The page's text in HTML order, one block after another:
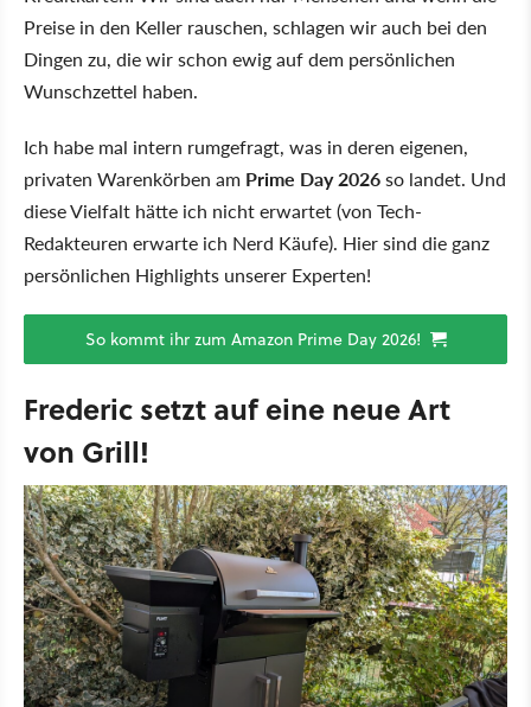
Preise in den Keller rauschen, schlagen wir auch bei den
Dingen zu, die wir schon ewig auf dem persönlichen
Wunschzettel haben.
Ich habe mal intern rumgefragt, was in deren eigenen,
privaten Warenkörben am Prime Day 2026so landet. Und
diese Vielfalt hätte ich nicht erwartet (von Tech-
Redakteuren erwarte ich Nerd Käufe). Hier sind die ganz
persönlichen Highlights unserer Experten!
So kommt ihr zum Amazon Prime Day 2026!
Frederic setzt auf eine neue Art
von Grill!